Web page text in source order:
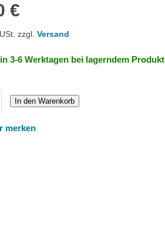
€
zzgl.Versand
3-6 Werktagen bei lagerndem Produkt
In den Warenkorb
merken